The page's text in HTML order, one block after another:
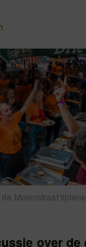
Molenstraat
over de